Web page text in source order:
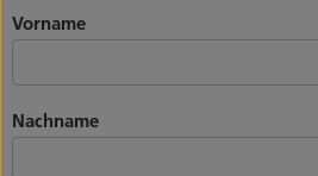
Vorname
Nachname